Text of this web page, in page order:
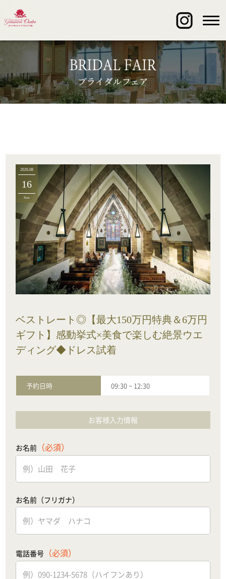
2026.08
16
Sun
ベストレート◎【最大150万円特典＆6万円
ギフト】感動挙式×美食で楽しむ絶景ウエ
ディング◆ドレス試着
予約日時 09:30~ 12:30
お客様入力情報
お名前 （必須）
お名前（フリガナ）
電話番号 （必須）